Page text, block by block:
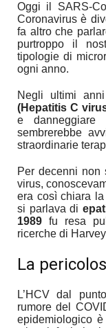
Oggi il SARS-
Coronavirus è
fa altro che
purtroppo il
tipologie di
ogni anno.
Negli ultimi
(Hepatitis C
e danneggiare
sembrerebbe
straordinarie
Per decenni non
virus,
era così chiara
si parlava di
1989 fu resa
ricerche di
La
L’HCV dal
rumore del
epidemiologico